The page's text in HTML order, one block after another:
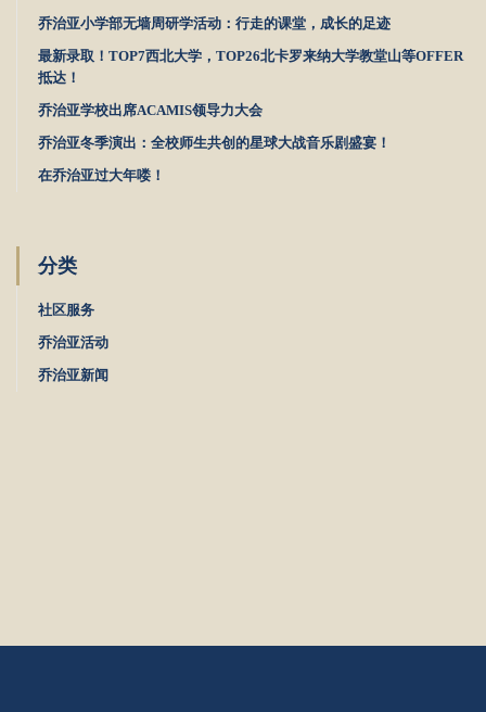
乔治亚小学部无墙周研学活动：行走的课堂，成长的足迹
最新录取！TOP7西北大学，TOP26北卡罗来纳大学教堂山等OFFER
抵达！
乔治亚学校出席ACAMIS领导力大会
乔治亚冬季演出：全校师生共创的星球大战音乐剧盛宴！
在乔治亚过大年喽！
分类
社区服务
乔治亚活动
乔治亚新闻